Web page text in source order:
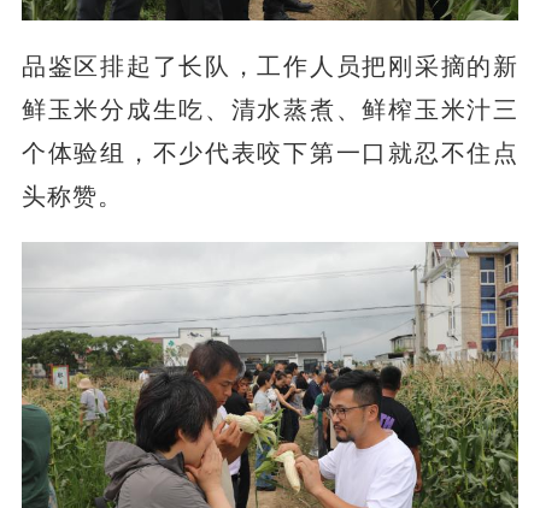
品鉴区排起了长队，工作人员把刚采摘的新
鲜玉米分成生吃、清水蒸煮、鲜榨玉米汁三
个体验组，不少代表咬下第一口就忍不住点
头称赞。